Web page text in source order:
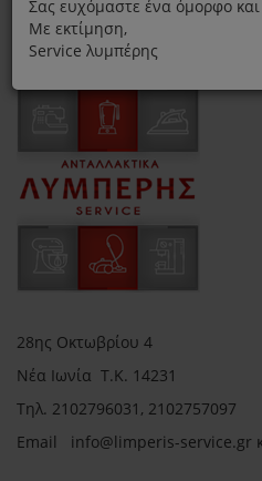
28ης Οκτωβρίου 4
Νέα Ιωνία Τ.Κ. 14231
Τηλ. 2102796031, 2102757097
Email info@limperis-service.gr
Σας ευχόμαστε ένα όμορφο και
Με εκτίμηση,
Service λυμπέρης